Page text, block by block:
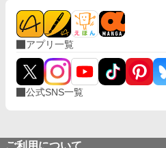
アプリ一覧
公式SNS一覧
ご利用について